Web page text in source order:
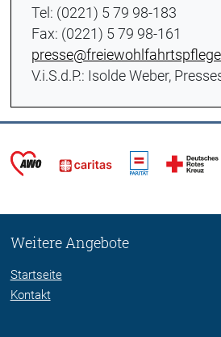
Tel: (0221) 5 79 98-183
Fax: (0221) 5 79 98-161
V.i.S.d.P.: Isolde Weber,
Weitere Angebote
Startseite
Kontakt